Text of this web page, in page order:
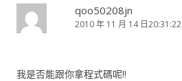
qoo50208jn
2010 年 11 月 14 日20:31:22
我是否能跟你拿程式碼呢!!